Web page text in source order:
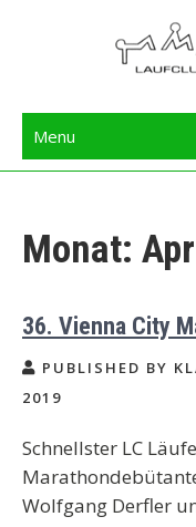
Menu
Monat:
36. Vienna City
PUBLISHED BY
2019
Schnellster LC
Wolfgang Derfler